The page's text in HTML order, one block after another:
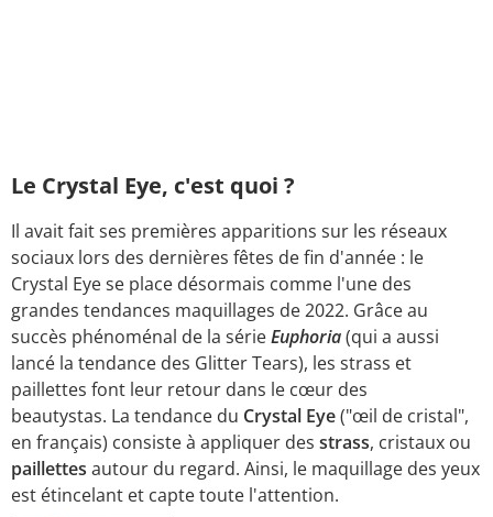
Le Crystal Eye, c'est quoi ?
Il avait fait ses premières apparitions sur les réseaux
sociaux lors des dernières fêtes de fin d'année : le
Crystal Eye se place désormais comme l'une des
grandes tendances maquillages de 2022. Grâce au
succès phénoménal de la sérieEuphoria(qui a aussi
lancé la tendance des Glitter Tears), les strass et
paillettes font leur retour dans le cœur des
beautystas. La tendance du Crystal Eye("œil de cristal",
en français) consiste à appliquer des strass, cristaux ou
paillettes autour du regard. Ainsi, le maquillage des yeux
est étincelant et capte toute l'attention.